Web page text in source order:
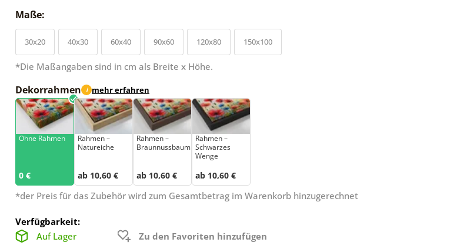
Maße:
30x20 40x30 60x40 90x60 120x80 150x100
*Die Maßangaben sind in cm als Breite x Höhe.
Dekorrahmen i mehr erfahren
Ohne Rahmen
0 €
Rahmen –
Natureiche
ab 10,60 €
Rahmen –
Braunnussbaum
ab 10,60 €
Rahmen –
Schwarzes
Wenge
ab 10,60 €
*der Preis für das Zubehör wird zum Gesamtbetrag im Warenkorb hinzugerechnet
Verfügbarkeit:
Auf Lager
Zu den Favoriten hinzufügen